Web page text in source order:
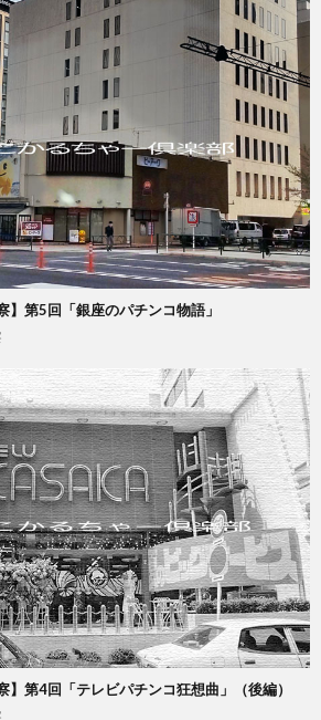
】第5回「銀座のパチンコ物語」
】第4回「テレビパチンコ狂想曲」（後編）